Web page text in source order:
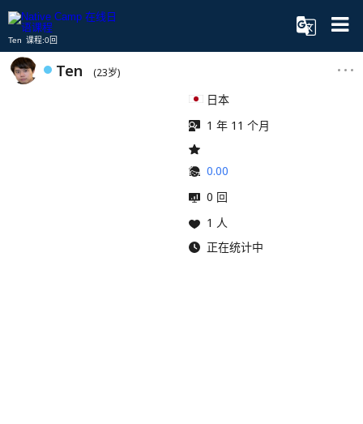
Ten 课程:0回
Ten (23岁)
日本
1 年 11 个月
0.00
0 回
1 人
正在统计中